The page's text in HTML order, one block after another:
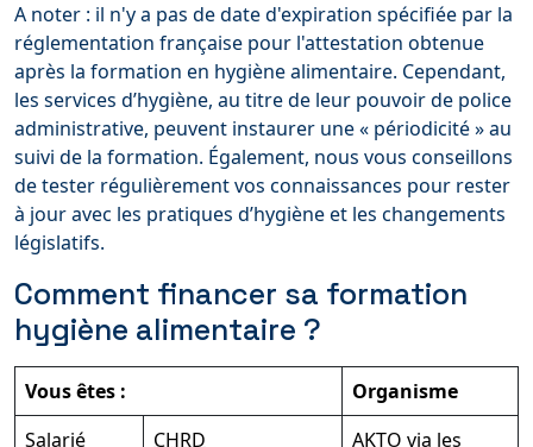
A noter : il n'y a pas de date d'expiration spécifiée par la
réglementation française pour l'attestation obtenue
après la formation en hygiène alimentaire. Cependant,
les services d’hygiène, au titre de leur pouvoir de police
administrative, peuvent instaurer une « périodicité » au
suivi de la formation. Également, nous vous conseillons
de tester régulièrement vos connaissances pour rester
à jour avec les pratiques d’hygiène et les changements
législatifs.
Comment financer sa formation
hygiène alimentaire ?
Vous êtes :
Organisme
Salarié
CHRD
AKTO via les